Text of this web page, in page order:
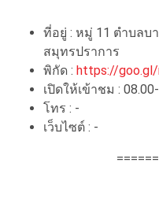
ที่อยู่ : หมู่ 11 ตำบลบ
สมุทรปราการ
พิกัด : https://goo.gl/
เปิดให้เข้าชม :
โทร : -
เว็บไซต์ : -